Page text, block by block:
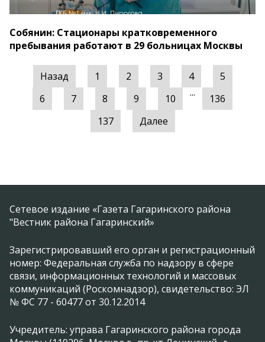
Собянин: Стационары кратковременного
пребывания работают в 29 больницах Москвы
Назад 1 2 3 4
5
6
7 8 9 10 ...
136
137
Далее
Сетевое издание «Газета Гагаринского района
"Вестник района Гагаринский»
Зарегистрировавший его орган и регистрационный
номер: Федеральная служба по надзору в сфере
связи, информационных технологий и массовых
коммуникаций (Роскомнадзор), свидетельство: ЭЛ
№ ФС 77 - 60477 от 30.12.2014
Учредитель: управа Гагаринского района города